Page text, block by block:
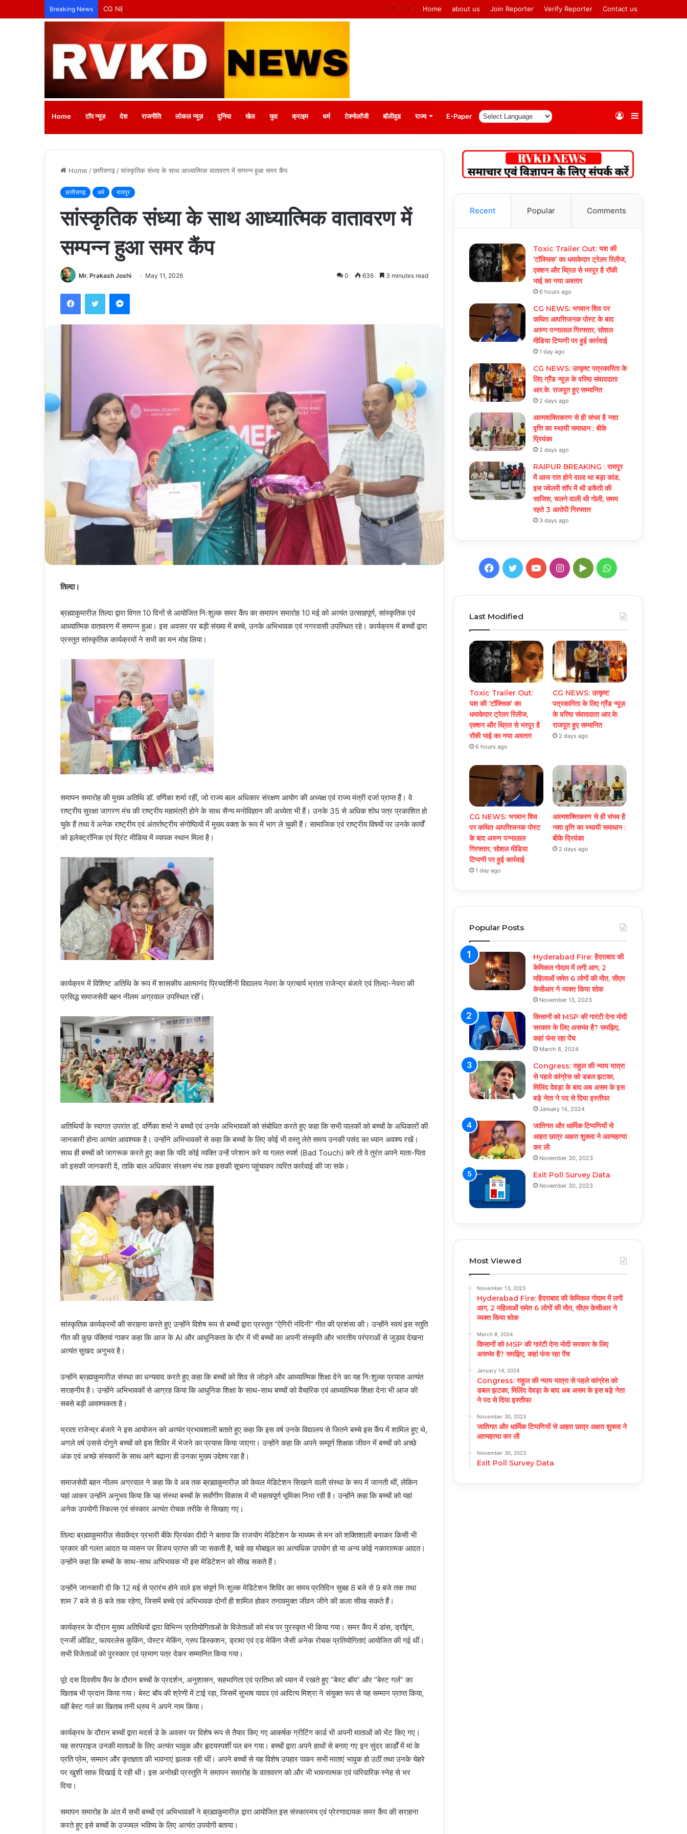
Breaking News Home about us Join Reporter Verify Reporter Contact us
Home टॉप न्यूज़ देश राजनीति लोकल न्यूज़ दुनिया खेल युवा क्राइम धर्म टेक्नोलॉजी बॉलीवुड राज्य E-Paper Sidebar
Log
Home /छत्तीसगढ़ /सांस्कृतिक संध्या के साथ आध्यात्मिक वातावरण में सम्पन्न हुआ समर कैंप
छत्तीसगढ़ धर्म रायपुर
सांस्कृतिक संध्या के साथ आध्यात्मिक वातावरण में
सम्पन्न हुआ समर कैंप
Mr. Prakash Joshi May 11, 2026 0 636 3 minutes read
FacebookTwitter Messenger
तिल्दा।
ब्रह्माकुमारीज़ तिल्दा द्वारा विगत 10 दिनों से आयोजित निःशुल्क समर कैंप का समापन समारोह 10 मई को अत्यंत उत्साहपूर्ण, सांस्कृतिक एवं
आध्यात्मिक वातावरण में सम्पन्न हुआ। इस अवसर पर बड़ी संख्या में बच्चे, उनके अभिभावक एवं नगरवासी उपस्थित रहे। कार्यक्रम में बच्चों द्वारा
प्रस्तुत सांस्कृतिक कार्यक्रमों ने सभी का मन मोह लिया।
समापन समारोह की मुख्य अतिथि डॉ. वर्णिका शर्मा रहीं, जो राज्य बाल अधिकार संरक्षण आयोग की अध्यक्ष एवं राज्य मंत्री दर्जा प्राप्त हैं। वे
राष्ट्रीय सुरक्षा जागरण मंच की राष्ट्रीय महामंत्री होने के साथ सैन्य मनोविज्ञान की अध्येता भी हैं। उनके 35 से अधिक शोध पत्र प्रकाशित हो
चुके हैं तथा वे अनेक राष्ट्रीय एवं अंतर्राष्ट्रीय संगोष्ठियों में मुख्य वक्ता के रूप में भाग ले चुकी हैं। सामाजिक एवं राष्ट्रीय विषयों पर उनके कार्यों
को इलेक्ट्रॉनिक एवं प्रिंट मीडिया में व्यापक स्थान मिला है।
कार्यक्रम में विशिष्ट अतिथि के रूप में शासकीय आत्मानंद प्रियदर्शिनी विद्यालय नेवरा के प्राचार्य भ्राता राजेन्द्र बंजारे एवं तिल्दा-नेवरा की
प्रसिद्ध समाजसेवी बहन नीलम अग्रवाल उपस्थित रहीं।
अतिथियों के स्वागत उपरांत डॉ. वर्णिका शर्मा ने बच्चों एवं उनके अभिभावकों को संबोधित करते हुए कहा कि सभी पालकों को बच्चों के अधिकारों की
जानकारी होना अत्यंत आवश्यक है। उन्होंने अभिभावकों से कहा कि बच्चों के लिए कोई भी वस्तु लेते समय उनकी पसंद का ध्यान अवश्य रखें।
साथ ही बच्चों को जागरूक करते हुए कहा कि यदि कोई व्यक्ति उन्हें परेशान करे या गलत स्पर्श (Bad Touch) करे तो वे तुरंत अपने माता-पिता
को इसकी जानकारी दें, ताकि बाल अधिकार संरक्षण मंच तक इसकी सूचना पहुंचाकर त्वरित कार्रवाई की जा सके।
सांस्कृतिक कार्यक्रमों की सराहना करते हुए उन्होंने विशेष रूप से बच्चों द्वारा प्रस्तुत “ऐगिरी नंदिनी” गीत की प्रशंसा की। उन्होंने स्वयं इस स्तुति
गीत की कुछ पंक्तियां गाकर कहा कि आज के AI और आधुनिकता के दौर में भी बच्चों का अपनी संस्कृति और भारतीय परंपराओं से जुड़ाव देखना
अत्यंत सुखद अनुभव है।
उन्होंने ब्रह्माकुमारीज़ संस्था का धन्यवाद करते हुए कहा कि बच्चों को शिव से जोड़ने और आध्यात्मिक शिक्षा देने का यह निःशुल्क प्रयास अत्यंत
सराहनीय है। उन्होंने अभिभावकों से आग्रह किया कि आधुनिक शिक्षा के साथ-साथ बच्चों को वैचारिक एवं आध्यात्मिक शिक्षा देना भी आज की
सबसे बड़ी आवश्यकता है।
भ्राता राजेन्द्र बंजारे ने इस आयोजन को अत्यंत प्रभावशाली बताते हुए कहा कि इस वर्ष उनके विद्यालय से जितने बच्चे इस कैंप में शामिल हुए थे,
अगले वर्ष उससे दोगुने बच्चों को इस शिविर में भेजने का प्रयास किया जाएगा। उन्होंने कहा कि अपने सम्पूर्ण शिक्षक जीवन में बच्चों को अच्छे
अंक एवं अच्छे संस्कारों के साथ आगे बढ़ाना ही उनका मुख्य उद्देश्य रहा है।
समाजसेवी बहन नीलम अग्रवाल ने कहा कि वे अब तक ब्रह्माकुमारीज़ को केवल मेडिटेशन सिखाने वाली संस्था के रूप में जानती थीं, लेकिन
यहां आकर उन्होंने अनुभव किया कि यह संस्था बच्चों के सर्वांगीण विकास में भी महत्वपूर्ण भूमिका निभा रही है। उन्होंने कहा कि बच्चों को यहां
अनेक उपयोगी स्किल्स एवं संस्कार अत्यंत रोचक तरीके से सिखाए गए।
तिल्दा ब्रह्माकुमारीज़ सेवाकेंद्र प्रभारी बीके प्रियंका दीदी ने बताया कि राजयोग मेडिटेशन के माध्यम से मन को शक्तिशाली बनाकर किसी भी
प्रकार की गलत आदत या व्यसन पर विजय प्राप्त की जा सकती है, चाहे वह मोबाइल का अत्यधिक उपयोग हो या अन्य कोई नकारात्मक आदत।
उन्होंने कहा कि बच्चों के साथ-साथ अभिभावक भी इस मेडिटेशन को सीख सकते हैं।
उन्होंने जानकारी दी कि 12 मई से प्रारंभ होने वाले इस संपूर्ण निःशुल्क मेडिटेशन शिविर का समय प्रतिदिन सुबह 8 बजे से 9 बजे तक तथा
शाम 7 बजे से 8 बजे तक रहेगा, जिसमें बच्चे एवं अभिभावक दोनों ही शामिल होकर तनावमुक्त जीवन जीने की कला सीख सकते हैं।
कार्यक्रम के दौरान मुख्य अतिथियों द्वारा विभिन्न प्रतियोगिताओं के विजेताओं को मंच पर पुरस्कृत भी किया गया। समर कैंप में डांस, ड्रॉइंग,
एनर्जी ऑडिट, फायरलेस कुकिंग, पोस्टर मेकिंग, ग्रुप डिस्कशन, ड्रामा एवं एड मेकिंग जैसी अनेक रोचक प्रतियोगिताएं आयोजित की गई थीं।
सभी विजेताओं को पुरस्कार एवं प्रमाण पत्र देकर सम्मानित किया गया।
पूरे दस दिवसीय कैंप के दौरान बच्चों के प्रदर्शन, अनुशासन, सहभागिता एवं प्रतिभा को ध्यान में रखते हुए “बेस्ट बॉय” और “बेस्ट गर्ल” का
खिताब भी प्रदान किया गया। बेस्ट बॉय की श्रेणी में टाई रहा, जिसमें सुभाष यादव एवं आदित्य मिश्रा ने संयुक्त रूप से यह सम्मान प्राप्त किया,
वहीं बेस्ट गर्ल का खिताब तनी ध्रुव ने अपने नाम किया।
कार्यक्रम के दौरान बच्चों द्वारा मदर्स डे के अवसर पर विशेष रूप से तैयार किए गए आकर्षक ग्रीटिंग कार्ड भी अपनी माताओं को भेंट किए गए।
यह सरप्राइज उनकी माताओं के लिए अत्यंत भावुक और हृदयस्पर्शी पल बन गया। बच्चों द्वारा अपने हाथों से बनाए गए इन सुंदर कार्डों में मां के
प्रति प्रेम, सम्मान और कृतज्ञता की भावनाएं झलक रही थीं। अपने बच्चों से यह विशेष उपहार पाकर सभी माताएं भावुक हो उठीं तथा उनके चेहरे
पर खुशी साफ दिखाई दे रही थी। इस अनोखी प्रस्तुति ने समापन समारोह के वातावरण को और भी भावनात्मक एवं पारिवारिक स्नेह से भर
दिया।
समापन समारोह के अंत में सभी बच्चों एवं अभिभावकों ने ब्रह्माकुमारीज़ द्वारा आयोजित इस संस्कारमय एवं प्रेरणादायक समर कैंप की सराहना
करते हुए इसे बच्चों के उज्ज्वल भविष्य के लिए अत्यंत उपयोगी बताया।
Recent Popular Comments
Toxic Trailer Out: यश की
‘टॉक्सिक’ का धमाकेदार ट्रेलर रिलीज,
एक्शन और थ्रिल से भरपूर है रॉकी
भाई का नया अवतार
6 hours ago
CG NEWS: भगवान शिव पर
कथित आपत्तिजनक पोस्ट के बाद
अरुण पन्नालाल गिरफ्तार, सोशल
मीडिया टिप्पणी पर हुई कार्रवाई
1 day ago
CG NEWS: उत्कृष्ट पत्रकारिता के
लिए ग्रैंड न्यूज़ के वरिष्ठ संवाददाता
आर.के. राजपूत हुए सम्मानित
2 days ago
आत्मशक्तिकरण से ही संभव है नशा
वृत्ति का स्थायी समाधान : बीके
प्रियंका
2 days ago
RAIPUR BREAKING : रायपुर
में आज रात होने वाला था बड़ा कांड,
इस ज्वेलरी शॉप में थी डकैती की
साजिश, चलने वाली थी गोली, समय
रहते 3 आरोपी गिरफ्तार
3 days ago
Facebook
TwitterYouTubeInstagram
GoogleWhatsApp
Last Modified
Toxic Trailer Out:
यश की ‘टॉक्सिक’ का
धमाकेदार ट्रेलर रिलीज,
एक्शन और थ्रिल से भरपूर है
रॉकी भाई का नया अवतार
6 hours ago
CG NEWS: उत्कृष्ट
पत्रकारिता के लिए ग्रैंड न्यूज़
के वरिष्ठ संवाददाता आर.के.
राजपूत हुए सम्मानित
2 days ago
CG NEWS: भगवान शिव
पर कथित आपत्तिजनक पोस्ट
के बाद अरुण पन्नालाल
गिरफ्तार, सोशल मीडिया
टिप्पणी पर हुई कार्रवाई
1 day ago
आत्मशक्तिकरण से ही संभव है
नशा वृत्ति का स्थायी समाधान :
बीके प्रियंका
2 days ago
Popular Posts
Hyderabad Fire: हैदराबाद की
केमिकल गोदाम में लगी आग, 2
महिलाओं समेत 6 लोगों की मौत, सीएम
केसीआर ने व्यक्त किया शोक
November 13, 2023
किसानों को MSP की गारंटी देना मोदी
सरकार के लिए असभंव है? समझिए,
कहां फंस रहा पेंच
March 8, 2024
Congress: राहुल की न्याय यात्रा
से पहले कांग्रेस को डबल झटका,
मिलिंद देवड़ा के बाद अब असम के इस
बड़े नेता ने पद से दिया इस्तीफा
January 14, 2024
जातिगत और धार्मिक टिप्पणियों से
आहत छात्र अक्षत शुक्ला ने आत्महत्या
कर ली
November 30, 2023
Exit Poll Survey Data
November 30, 2023
Most Viewed
November 13, 2023
Hyderabad Fire: हैदराबाद की केमिकल गोदाम में लगी
आग, 2 महिलाओं समेत 6 लोगों की मौत, सीएम केसीआर ने
व्यक्त किया शोक
March 8, 2024
किसानों को MSP की गारंटी देना मोदी सरकार के लिए
असभंव है? समझिए, कहां फंस रहा पेंच
January 14, 2024
Congress: राहुल की न्याय यात्रा से पहले कांग्रेस को
डबल झटका, मिलिंद देवड़ा के बाद अब असम के इस बड़े नेता
ने पद से दिया इस्तीफा
November 30, 2023
जातिगत और धार्मिक टिप्पणियों से आहत छात्र अक्षत शुक्ला ने
आत्महत्या कर ली
November 30, 2023
Exit Poll Survey Data